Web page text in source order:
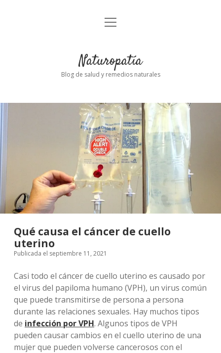
Inicio
abrir
Naturopatía
Blog de salud y remedios naturales
Qué causa el cáncer de cuello
uterino
Publicada el septiembre 11, 2021
Casi todo el cáncer de cuello uterino es causado por
el virus del papiloma humano (VPH), un virus común
que puede transmitirse de persona a persona
durante las relaciones sexuales. Hay muchos tipos
de infección por VPH. Algunos tipos de VPH
pueden causar cambios en el cuello uterino de una
mujer que pueden volverse cancerosos con el